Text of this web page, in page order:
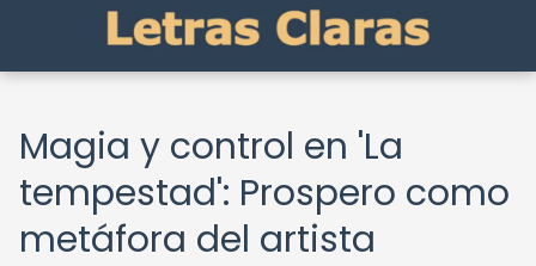
Magia y control en 'La
tempestad': Prospero como
metáfora del artista